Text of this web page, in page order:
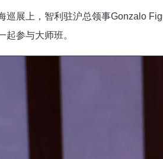
海巡展上，智利驻沪总领事Gonzalo
起参与大师班。